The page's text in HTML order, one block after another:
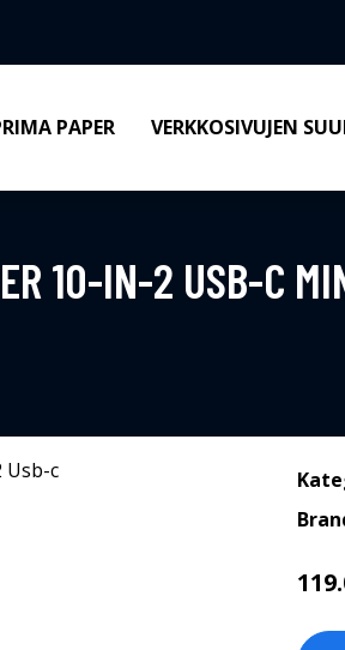
PAPER VERKKOSIVUJEN
10-IN-2 USB-C